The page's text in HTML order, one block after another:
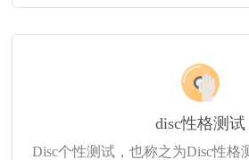
disc性格测试
Disc个性测试，也称之为Disc性格